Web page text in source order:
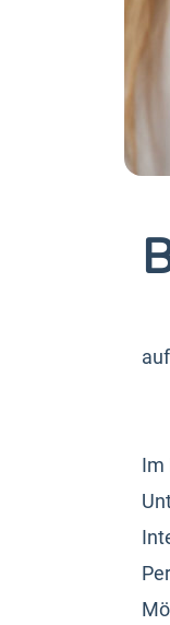
Im